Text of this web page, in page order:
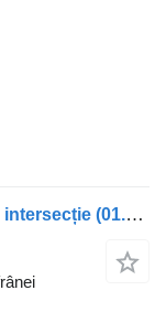
Supapă de comandă a frânei Rexroth intersecție (01.06-) 7290 pentru autobuz Irisbus Arway, Crossway, Crealis, Magelys, Proway, Daily Tourys (2006-)